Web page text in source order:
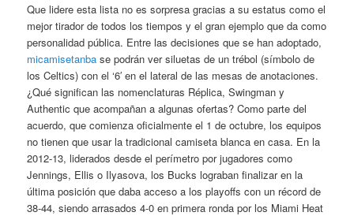
Que lidere esta lista no es sorpresa gracias a su estatus como el
mejor tirador de todos los tiempos y el gran ejemplo que da como
personalidad pública. Entre las decisiones que se han adoptado,
micamisetanba se podrán ver siluetas de un trébol (símbolo de
los Celtics) con el ‘6′ en el lateral de las mesas de anotaciones.
¿Qué significan las nomenclaturas Réplica, Swingman y
Authentic que acompañan a algunas ofertas? Como parte del
acuerdo, que comienza oficialmente el 1 de octubre, los equipos
no tienen que usar la tradicional camiseta blanca en casa. En la
2012-13, liderados desde el perímetro por jugadores como
Jennings, Ellis o Ilyasova, los Bucks lograban finalizar en la
última posición que daba acceso a los playoffs con un récord de
38-44, siendo arrasados 4-0 en primera ronda por los Miami Heat